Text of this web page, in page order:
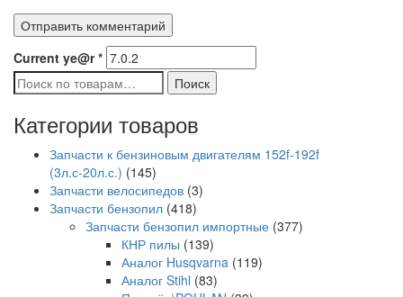
Current ye@r*
Искать:
Поиск
Категории товаров
Запчасти к бензиновым двигателям 152f-192f
(3л.с-20л.с.) (145)
Запчасти велосипедов (3)
Запчасти бензопил (418)
Запчасти бензопил импортные (377)
КНР пилы (139)
Аналог Husqvarna (119)
Аналог Stihl (83)